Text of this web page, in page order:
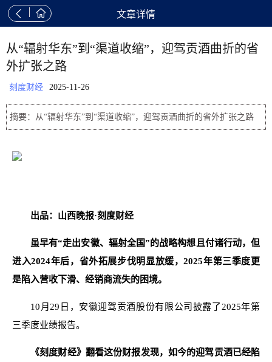
  文章详情
从“辐射华东”到“渠道收缩”，迎驾贡酒曲折的省
外扩张之路
刻度财经 2025-11-26
摘要：从“辐射华东”到“渠道收缩”，迎驾贡酒曲折的省外扩张之路
出品：山西晚报·刻度财经
虽早有“走出安徽、辐射全国”的战略构想且付诸行动，但
进入2024年后，省外拓展步伐明显放缓，2025年第三季度更
是陷入营收下滑、经销商流失的困境。
10月29日，安徽迎驾贡酒股份有限公司披露了2025年第
三季度业绩报告。
《刻度财经》翻看这份财报发现，如今的迎驾贡酒已经陷